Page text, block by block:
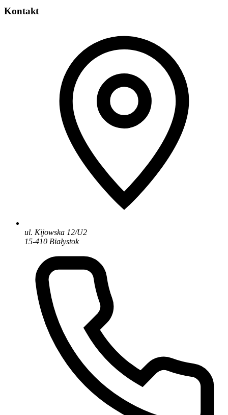
Kontakt
ul. Kijowska 12/U2
15-410 Białystok